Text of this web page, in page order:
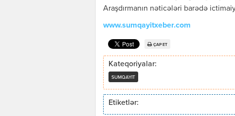
Araşdırmanın nəticələri barədə
www.sumqayitxeber.com
ÇAP ET
Kateqoriyalar:
SUMQAYIT
Etiketlər: